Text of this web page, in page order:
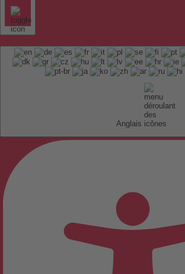
Anglais